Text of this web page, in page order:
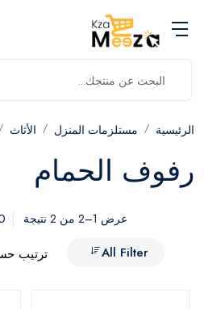
الرئيسية مستلزمات المنزل الأثاث
رفوف الحمام
عرض 1–2 من 2 نتيجة
All Filter
ترتيب